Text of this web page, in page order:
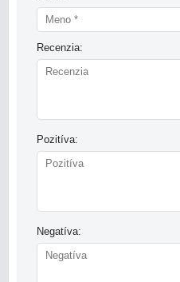
Recenzia:
Pozitíva:
Negatíva: